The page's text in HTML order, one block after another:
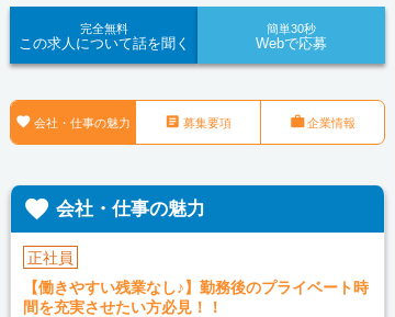
完全無料
この求人について話を聞く
簡単30秒
Webで応募
 会社・仕事の魅力  募集要項 企業情報
 会社・仕事の魅力
正社員
【働きやすい残業なし♪】勤務後のプライベート時
間を充実させたい方必見！！